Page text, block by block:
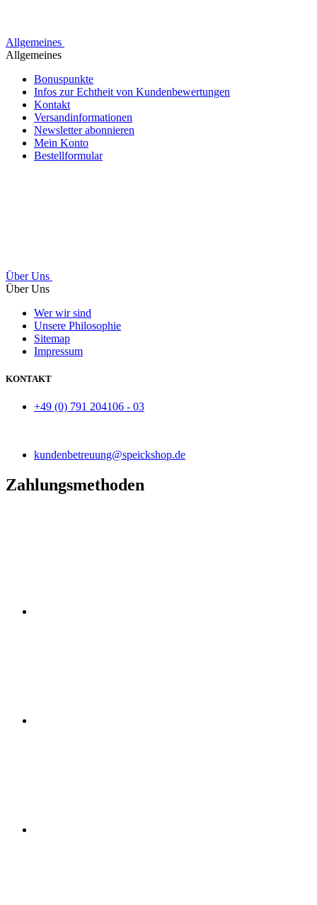
Allgemeines
Allgemeines
Bonuspunkte
Infos zur Echtheit von Kundenbewertungen
Kontakt
Versandinformationen
Newsletter abonnieren
Mein Konto
Bestellformular
Über Uns
Über Uns
Wer wir sind
Unsere Philosophie
Sitemap
Impressum
KONTAKT
+49 (0) 791 204106 - 03
kundenbetreuung@speickshop.de
Zahlungsmethoden